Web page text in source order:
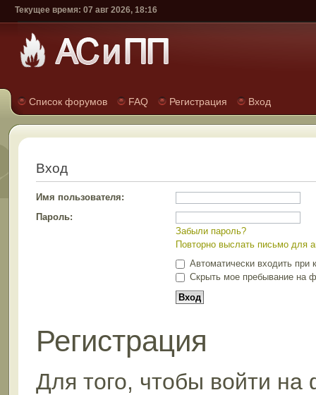
Текущее время: 07 авг 2026, 18:16
Список форумов FAQ Регистрация Вход
Вход
Имя пользователя:
Пароль:
Забыли пароль?
Повторно выслать письмо для
Автоматически входить
Скрыть мое пребывание на
Регистрация
Для того, чтобы войти